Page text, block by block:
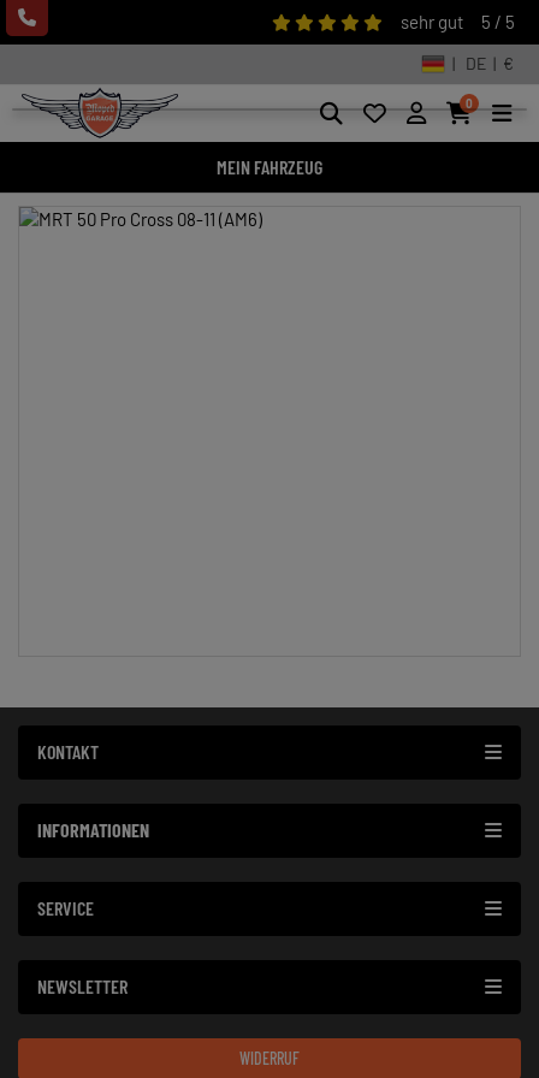
sehr gut 5 / 5
| DE | €
0
MEIN FAHRZEUG
KONTAKT
INFORMATIONEN
SERVICE
NEWSLETTER
WIDERRUF